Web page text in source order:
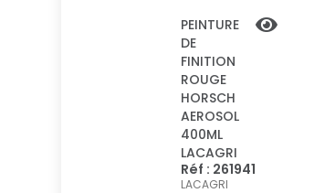
PEINTURE
DE
FINITION
ROUGE
HORSCH
AEROSOL
400ML
LACAGRI
Réf : 261941
LACAGRI